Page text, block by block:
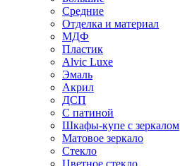
Средние
Отделка и материал
МДФ
Пластик
Alvic Luxe
Эмаль
Акрил
ДСП
С патиной
Шкафы-купе с зеркалом
Матовое зеркало
Стекло
Цветное стекло